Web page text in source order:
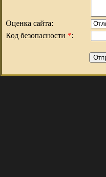
Оценка сайта:
Код безопасности *: